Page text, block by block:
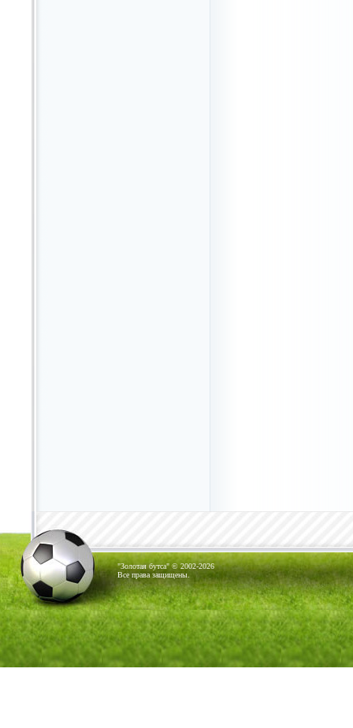
"Золотая бутса" © 2002-2026
Все права защищены.